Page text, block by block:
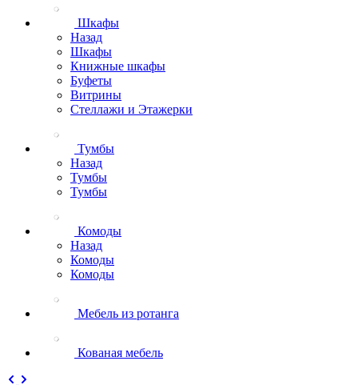
Шкафы
Назад
Шкафы
Книжные шкафы
Буфеты
Витрины
Стеллажи и Этажерки
Тумбы
Назад
Тумбы
Тумбы
Комоды
Назад
Комоды
Комоды
Мебель из ротанга
Кованая мебель